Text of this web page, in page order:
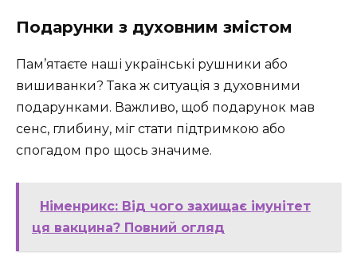
Подарунки з духовним змістом
Пам’ятаєте наші українські рушники або
вишиванки? Така ж ситуація з духовними
подарунками. Важливо, щоб подарунок мав
сенс, глибину, міг стати підтримкою або
спогадом про щось значиме.
Німенрикс: Від чого захищає імунітет
ця вакцина? Повний огляд